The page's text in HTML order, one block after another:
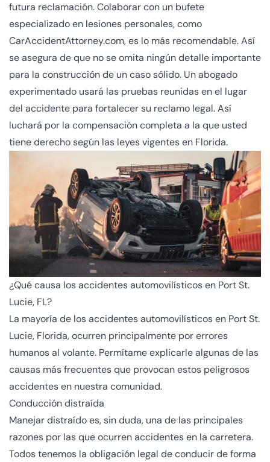
futura reclamación. Colaborar con un bufete
especializado en lesiones personales, como
CarAccidentAttorney.com, es lo más recomendable. Así
se asegura de que no se omita ningún detalle importante
para la construcción de un caso sólido. Un abogado
experimentado usará las pruebas reunidas en el lugar
del accidente para fortalecer su reclamo legal. Así
luchará por la compensación completa a la que usted
tiene derecho según las leyes vigentes en Florida.
¿Qué causa los accidentes automovilísticos en Port St.
Lucie, FL?
La mayoría de los accidentes automovilísticos en Port St.
Lucie, Florida, ocurren principalmente por errores
humanos al volante. Permítame explicarle algunas de las
causas más frecuentes que provocan estos peligrosos
accidentes en nuestra comunidad.
Conducción distraída
Manejar distraído es, sin duda, una de las principales
razones por las que ocurren accidentes en la carretera.
Todos tenemos la obligación legal de conducir de forma